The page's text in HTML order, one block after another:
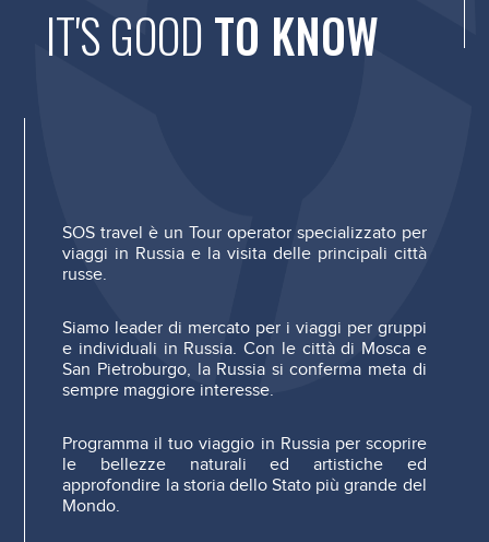
IT'S GOOD TO KNOW
SOS travel è un Tour operator specializzato per
viaggi in Russia e la visita delle principali città
russe.
Siamo leader di mercato per i viaggi per gruppi
e individuali in Russia. Con le città di Mosca e
San Pietroburgo, la Russia si conferma meta di
sempre maggiore interesse.
Programma il tuo viaggio in Russia per scoprire
le bellezze naturali ed artistiche ed
approfondire la storia dello Stato più grande del
Mondo.